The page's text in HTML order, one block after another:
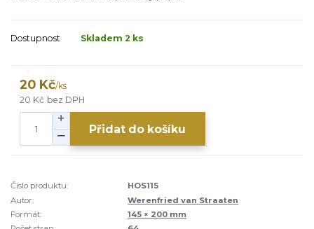
Dostupnost Skladem 2 ks
20 Kč/ks
20 Kč bez DPH
Přidat do košíku
Číslo produktu:
HOS115
Autor:
Werenfried van Straaten
Formát:
145 × 200 mm